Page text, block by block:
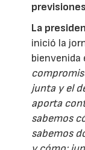
La
inició la
bienvenida
junta y el
aporta
sabemos
sabemos